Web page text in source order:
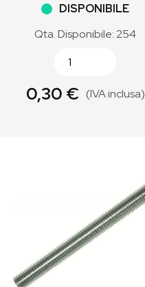
DISPONIBILE
Qta. Disponibile: 254
0,30 € (IVA inclusa)